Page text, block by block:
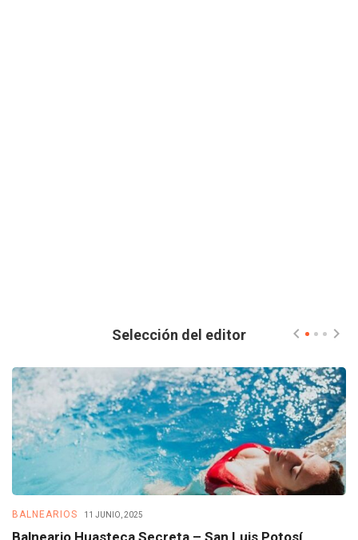
Selección del editor
BALNEARIOS 11 JUNIO, 2025
Balneario Huasteca Secreta – San Luis Potosí